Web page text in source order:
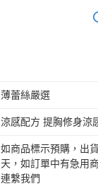
薄蕾絲嚴選
涼感配方 提胸修身涼
如商品標示預購，出
天，如訂單中有急用
連繫我們